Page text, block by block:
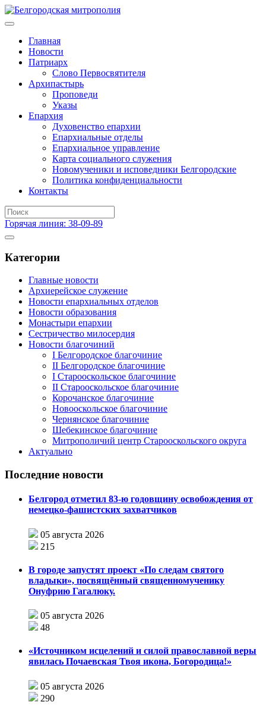
Главная
Новости
Патриарх
Слово Первосвятителя
Архипастырь
Проповеди
Указы
Епархия
Духовенство епархии
Епархиальные отделы
Епархиальное управление
Карта социального служения
Новомученики и исповедники Белгородские
Политика конфиденциальности
Контакты
Горячая линия: 38-09-89
Категории
Главные новости
Архиерейское служение
Новости епархиальных отделов
Новости образования
Монастыри епархии
Сестричество милосердия
Новости благочиний
I Белгородское благочиние
II Белгородское благочиние
I Старооскольское благочиние
II Старооскольское благочиние
Корочанское благочиние
Новооскольское благочиние
Чернянское благочиние
Шебекинское благочиние
Митрополичий центр Старооскольского округа
Актуально
Последние новости
Белгород отметил 83-ю годовщину освобождения от
немецко-фашистских захватчиков
05 августа 2026
215
В городе запустят проект «По следам святого
владыки», посвящённый священномученику
Онуфрию Гагалюку.
05 августа 2026
48
«Источником исцелений и силой православной веры
явилась Почаевская Твоя икона, Богородица!»
05 августа 2026
290